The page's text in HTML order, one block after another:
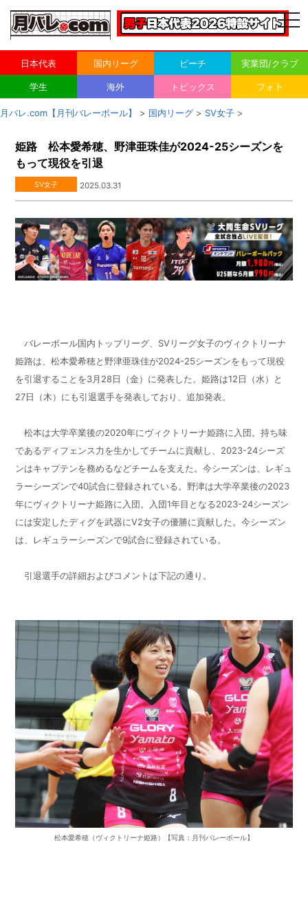
日本代表 国内リーグ ビーチ 実業団/クラブ
学生 海外 トピックス フォト
月バレ.com【月刊バレーボール】 > 国内リーグ > SV女子 >
姫路 松本愛希穂、野津亜珠佳が2024-25シーズンを
もって現役を引退
SV女子 2025.03.31
バレーボール国内トップリーグ、SVリーグ女子のヴィクトリーナ
姫路は、松本愛希穂と野津亜珠佳が2024-25シーズンをもって現役
を引退することを3月28日（金）に発表した。姫路は12日（水）と
27日（木）にも引退選手を発表しており、追加発表。
松本は大学卒業後の2020年にヴィクトリーナ姫路に入団。持ち味
であるディフェンス力を生かしてチームに貢献し、2023-24シーズ
ンはキャプテンを務めるなどチームを支えた。今シーズンは、レギュ
ラーシーズンで40試合に登録されている。野津は大学卒業後の2023
年にヴィクトリーナ姫路に入団。入団1年目となる2023-24シーズン
には安定したディグを武器にV2女子の優勝に貢献した。今シーズン
は、レギュラーシーズンで9試合に登録されている。
引退選手の詳細およびコメントは下記の通り。
松本愛希穂（ヴィクトリーナ姫路）【写真：月刊バレーボール】